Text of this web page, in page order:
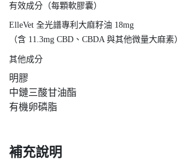
有效成分（每顆軟膠囊）
ElleVet 全光譜專利大麻籽油 18mg
（含 11.3mg CBD、CBDA 與其他微量大麻素）
其他成分
明膠
中鏈三酸甘油酯
有機卵磷脂
補充說明